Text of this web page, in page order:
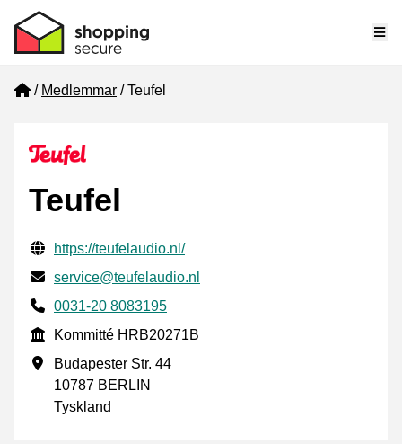
Home
Medlemmar Teufel
Teufel
Verifierade kontaktuppgifter
Website URL
https://teufelaudio.nl/
E-post
service@teufelaudio.nl
Phone number
0031-20 8083195
Kommitté
Kommitté HRB20271B
Företagsadress
Budapester Str. 44
10787 BERLIN
Tyskland